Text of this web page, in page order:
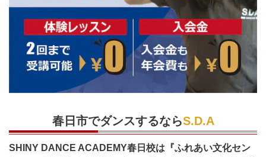
春日市でダンスするならS.D.A
SHINY DANCE ACADEMY春日校は『ふれあい文化セン